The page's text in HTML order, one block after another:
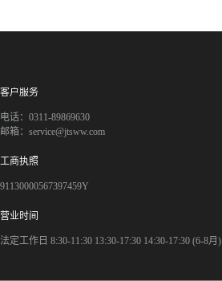
客户服务
电话：0311-89869630
邮箱：service@jtsww.com
工商执照
91130000567397459Y
营业时间
法定工作日 8:30-11:30 13:30-17:30 14:30-17:30 (6-8月)